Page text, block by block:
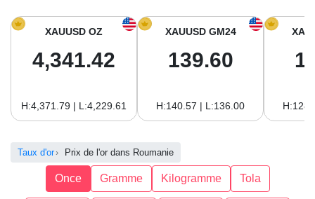
Prix de l’or aujourd’hui en Amérique du Sud
XAUUSD OZ
4,341.42
H:4,371.79 | L:4,229.61
XAUUSD GM24
139.60
H:140.57 | L:136.00
Taux d'or Prix de l'or dans Roumanie
Once Gramme Kilogramme Tola